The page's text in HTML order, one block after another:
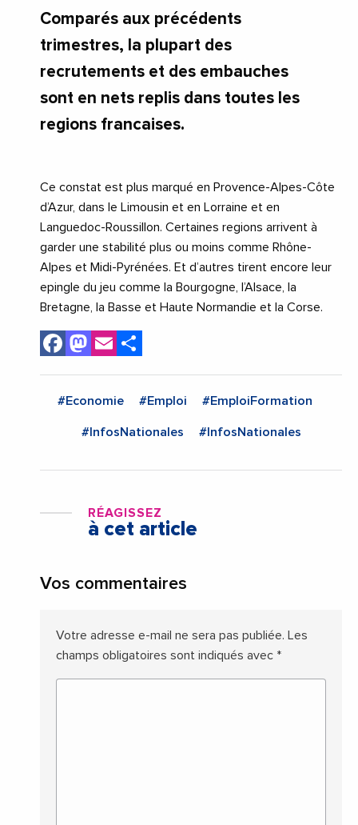
Comparés aux précédents
trimestres, la plupart des
recrutements et des embauches
sont en nets replis dans toutes les
regions francaises.
Ce constat est plus marqué en Provence-Alpes-Côte
d’Azur, dans le Limousin et en Lorraine et en
Languedoc-Roussillon. Certaines regions arrivent à
garder une stabilité plus ou moins comme Rhône-
Alpes et Midi-Pyrénées. Et d’autres tirent encore leur
epingle du jeu comme la Bourgogne, l’Alsace, la
Bretagne, la Basse et Haute Normandie et la Corse.
Facebook
Mastodon
Email
#Economie #Emploi #EmploiFormation
#InfosNationales #InfosNationales
RÉAGISSEZ
à cet article
Vos commentaires
Votre adresse e-mail ne sera pas publiée. Les
champs obligatoires sont indiqués avec *